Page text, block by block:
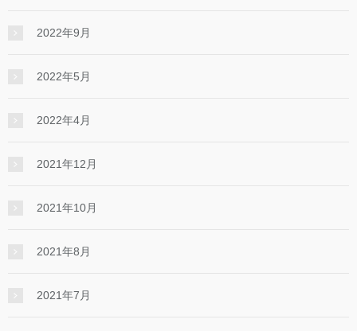
2022年9月
2022年5月
2022年4月
2021年12月
2021年10月
2021年8月
2021年7月